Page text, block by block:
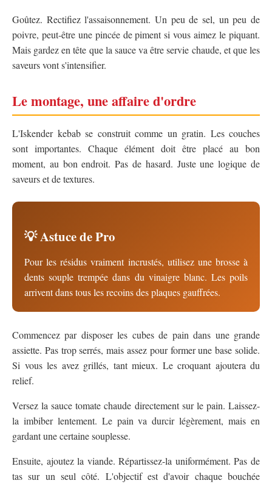
Goûtez. Rectifiez l'assaisonnement. Un peu de sel, un peu de
poivre, peut-être une pincée de piment si vous aimez le piquant.
Mais gardez en tête que la sauce va être servie chaude, et que les
saveurs vont s'intensifier.
Le montage, une affaire d'ordre
L'Iskender kebab se construit comme un gratin. Les couches
sont importantes. Chaque élément doit être placé au bon
moment, au bon endroit. Pas de hasard. Juste une logique de
saveurs et de textures.
💡 Astuce de Pro
Pour les résidus vraiment incrustés, utilisez une brosse à
dents souple trempée dans du vinaigre blanc. Les poils
arrivent dans tous les recoins des plaques gauffrées.
Commencez par disposer les cubes de pain dans une grande
assiette. Pas trop serrés, mais assez pour former une base solide.
Si vous les avez grillés, tant mieux. Le croquant ajoutera du
relief.
Versez la sauce tomate chaude directement sur le pain. Laissez-
la imbiber lentement. Le pain va durcir légèrement, mais en
gardant une certaine souplesse.
Ensuite, ajoutez la viande. Répartissez-la uniformément. Pas de
tas sur un seul côté. L'objectif est d'avoir chaque bouchée